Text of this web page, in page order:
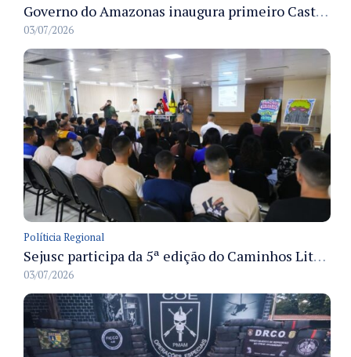
Governo do Amazonas inaugura primeiro Castramóvel Fluvial para atendimento veterinário às comunidades ribeirinhas e castração gratuita
03/07/2026
Políticia Regional
Sejusc participa da 5ª edição do Caminhos Literários com foco na cultura hip-hop nas unidades socioeducativas
03/07/2026